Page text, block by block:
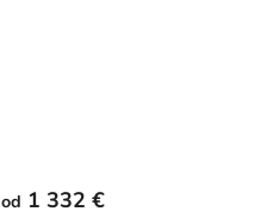
od 1 332 €